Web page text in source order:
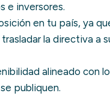
e inversores.
en tu país, ya
la directiva a
alineado con
publiquen.